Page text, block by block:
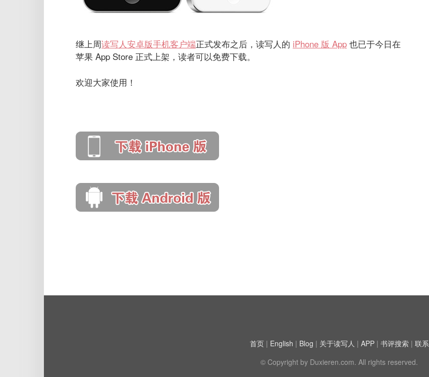
继上周读写人安卓版手机客户端正式发布之后，读写人的 iPhone 版 App 也已于今日在
苹果 App Store 正式上架，读者可以免费下载。
欢迎大家使用！
首页| English | Blog | 关于读写人 | APP| 书评搜索| 联系
© Copyright by Duxieren.com. All rights reserved.